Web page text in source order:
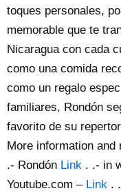
toques personales,
memorable que te
Nicaragua con cada
como una comida
como un regalo
familiares, Rondón
favorito de su
More information and
.- Rondón Link . .- in
Youtube.com – Link .